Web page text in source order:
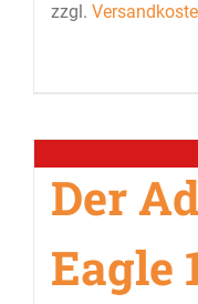
zzgl.
Der
Eagle